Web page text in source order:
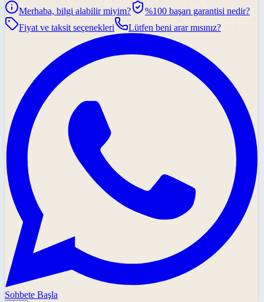
Merhaba, bilgi alabilir miyim?
%100 başarı garantisi nedir?
Fiyat ve taksit seçenekleri
Lütfen beni arar mısınız?
Sohbete Başla